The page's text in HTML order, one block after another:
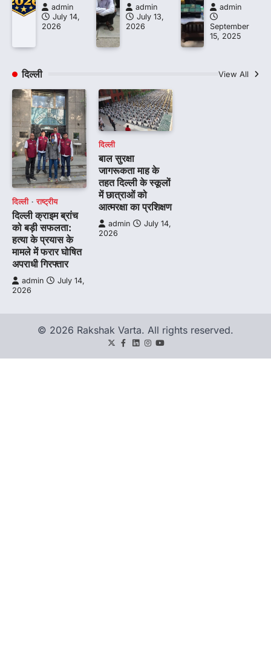
admin
July 14,
2026
admin
July 13,
2026
admin
September
15, 2025
दिल्ली View All
दिल्ली राष्ट्रीय
दिल्ली क्राइम ब्रांच
को बड़ी सफलता:
हत्या के प्रयास के
मामले में फरार घोषित
अपराधी गिरफ्तार
admin
July 14,
2026
दिल्ली
बाल सुरक्षा
जागरूकता माह के
तहत दिल्ली के स्कूलों
में छात्राओं को
आत्मरक्षा का प्रशिक्षण
admin
July 14,
2026
© 2026 Rakshak Varta. All rights reserved.
TwitterFacebook
LinkedIn
Instagram
youtube